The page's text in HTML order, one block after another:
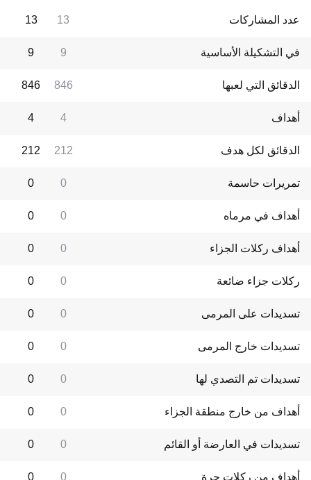
عدد المشاركات 13
13
في التشكيلة الأساسية 9
9
الدقائق التي لعبها 846
846
أهداف 4
4
الدقائق لكل هدف 212
212
تمريرات حاسمة 0
0
أهداف في مرماه 0
0
أهداف ركلات الجزاء 0
0
ركلات جزاء ضائعة 0
0
تسديدات على المرمى 0
0
تسديدات خارج المرمى 0
0
تسديدات تم التصدي لها 0
0
أهداف من خارج منطقة الجزاء 0
0
تسديدات في العارضة أو القائم 0
0
أهداف من ركلات حرة 0
0